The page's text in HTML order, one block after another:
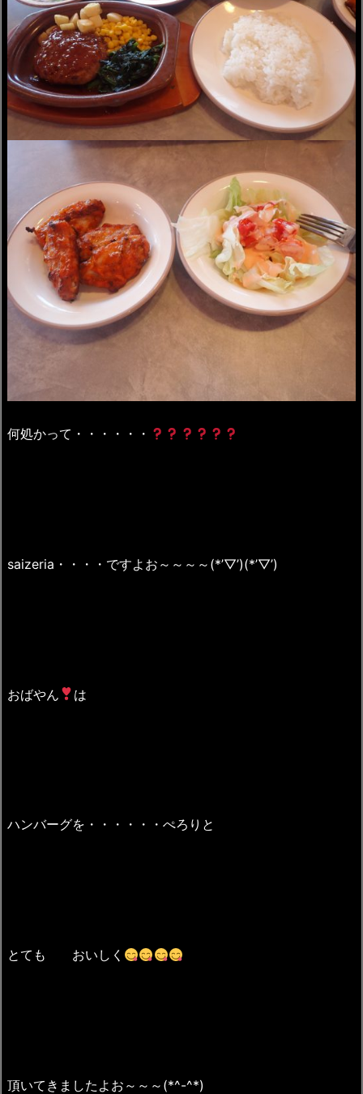
何処かって・・・・・・
saizeria・・・・ですよお～～～～(*’▽’)(*’▽’)
おばやん は
ハンバーグを・・・・・・ぺろりと
とても おいしく
頂いてきましたよお～～～(*^-^*)